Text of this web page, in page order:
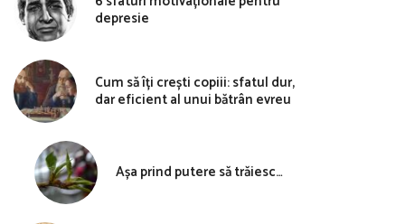
depresie
Cum să îți crești copiii: sfatul dur,
dar eficient al unui bătrân evreu
Așa prind putere să trăiesc…